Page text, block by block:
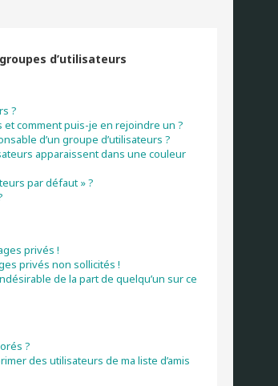
d’utilisateurs
?
et comment puis-je en rejoindre un ?
d’un groupe d’utilisateurs ?
apparaissent dans une couleur
par défaut » ?
privés !
privés non sollicités !
de la part de quelqu’un sur ce
?
des utilisateurs de ma liste d’amis